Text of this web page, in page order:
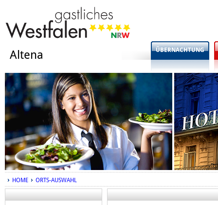
Altena ÜBERNACHTUNG
HOME ORTS-AUSWAHL